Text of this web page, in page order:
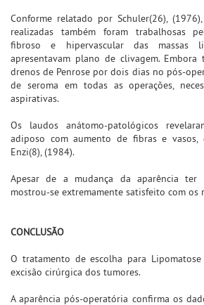
Conforme relatado por Schuler(26),
realizadas também foram trabalhosas
fibroso e hipervascular das massas
apresentavam plano de clivagem.
drenos de Penrose por dois dias no pós-
de seroma em todas as operações,
aspirativas.
Os laudos anátomo-patológicos
adiposo com aumento de fibras e vasos,
Enzi(8), (1984).
Apesar de a mudança da aparência
mostrou-se extremamente satisfeito com os
CONCLUSÃO
O tratamento de escolha para
excisão cirúrgica dos tumores.
A aparência pós-operatória confirma os